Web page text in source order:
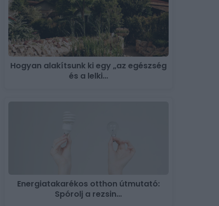
Hogyan alakítsunk ki egy „az egészség
és a lelki…
Energiatakarékos otthon útmutató:
Spórolj a rezsin…